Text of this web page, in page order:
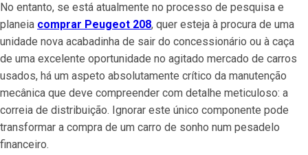
No entanto, se está atualmente no processo de pesquisa e
planeia comprar Peugeot 208, quer esteja à procura de uma
unidade nova acabadinha de sair do concessionário ou à caça
de uma excelente oportunidade no agitado mercado de carros
usados, há um aspeto absolutamente crítico da manutenção
mecânica que deve compreender com detalhe meticuloso: a
correia de distribuição. Ignorar este único componente pode
transformar a compra de um carro de sonho num pesadelo
financeiro.